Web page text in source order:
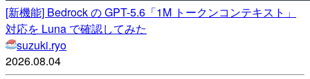
[新機能] Bedrock の GPT-5.6「1M トークンコンテキスト」
対応を Luna で確認してみた
suzuki.ryo
2026.08.04